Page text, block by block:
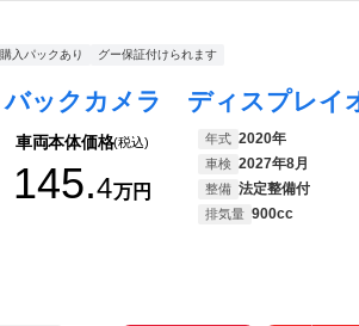
購入パックあり グー保証付けられます
車両本体価格(税込)
145.4万円
年式 2020年
車検 2027年8月
整備 法定整備付
排気量 900cc